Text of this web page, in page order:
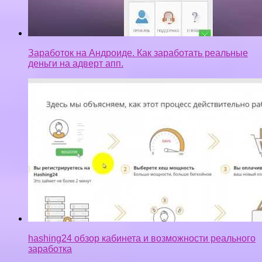
Заработок на Андроиде. Как заработать реальные
деньги на адверт апп.
hashing24 обзор кабинета и возможности реального
заработка